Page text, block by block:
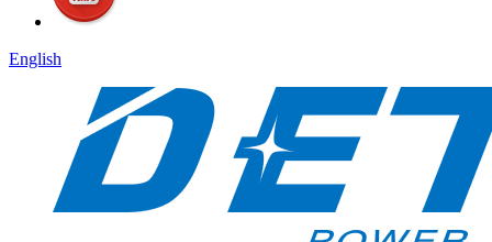
English